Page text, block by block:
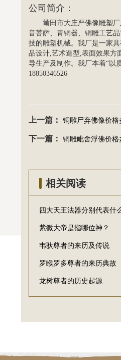
公司简介：
莆田市大庄严佛像雕塑
音菩萨、青铜器、铜雕工艺
技的雕塑机械。我厂是一家
品设计,艺术造型,表面效果方
导生产及制作。我厂本着“以
18850346526
上一篇： 铜雕尸弃佛像价格
下一篇： 铜雕毗舍浮佛价格
相关阅读
四大天王法器分别代表什
紫微大帝是指哪位神？
韦驮尊者的来历及传说
罗睺罗多尊者的来历典故
龙树尊者的历史起源